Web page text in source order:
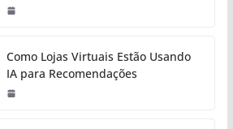
Como Lojas Virtuais Estão Usando
IA para Recomendações